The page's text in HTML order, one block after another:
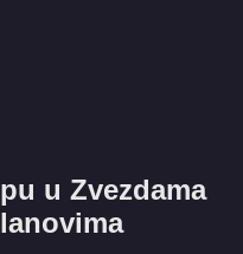
u Zvezdama